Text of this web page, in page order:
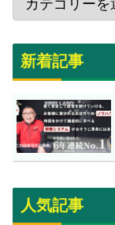
新着記事
人気記事